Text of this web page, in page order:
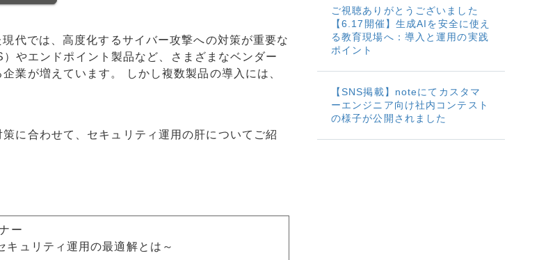
代では、高度化するサイバー攻撃への対策が重要な
やエンドポイント製品など、さまざまなベンダー
業が増えています。 しかし複数製品の導入には、
に合わせて、 セキュリティ運用の肝についてご紹
ー
キュリティ運用の最適解とは～
ご視聴ありがとうございました
【6.17開催】生成AIを安全に使え
る教育現場へ：導入と運用の実践
ポイント
【SNS掲載】noteにてカスタマ
ーエンジニア向け社内コンテスト
の様子が公開されました